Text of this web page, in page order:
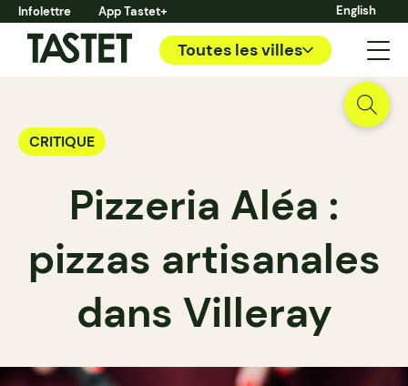
Infolettre App Tastet+ English
Toutes les villes
CRITIQUE
Pizzeria Aléa :
pizzas artisanales
dans Villeray